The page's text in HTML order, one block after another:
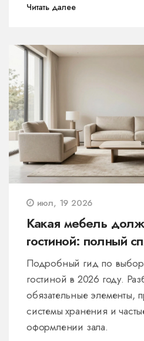
Читать далее
июл, 19 2026
Какая мебель
гостиной: полный
расстановки
Подробный гид по
гостиной в 2026 году.
обязательные элементы,
системы хранения и
оформлении зала.